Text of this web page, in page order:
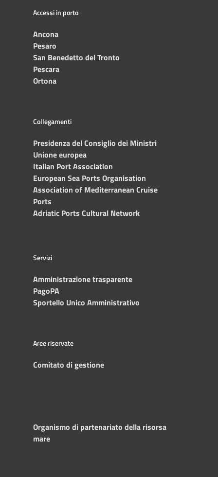
Accessi in porto
Ancona
Pesaro
San Benedetto del Tronto
Pescara
Ortona
Collegamenti
Presidenza del Consiglio dei Ministri
Unione europea
Italian Port Association
European Sea Ports Organisation
Association of Mediterranean Cruise
Ports
Adriatic Ports Cultural Network
Servizi
Amministrazione trasparente
PagoPA
Sportello Unico Amministrativo
Aree riservate
Comitato di gestione
Organismo di partenariato della risorsa
mare